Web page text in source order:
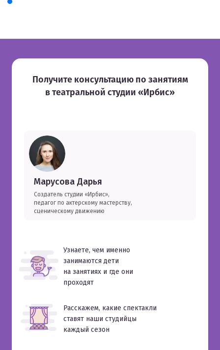
Получите консультацию по занятиям
в театральной студии «Ирбис»
Марусова Дарья
Создатель студии «Ирбис»,
педагог по актерскому мастерству,
сценическому движению
Узнаете, чем именно
занимаются дети
на занятиях и где они
проходят
Расскажем, какие спектакли
ставят наши студийцы
каждый сезон